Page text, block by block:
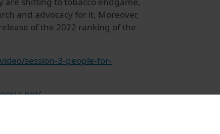
and advocacy for it. Moreover,
of the 2022 ranking of the
session-3-people-for-